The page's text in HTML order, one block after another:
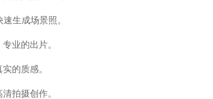
生成场景照。
业的出片。
的质感。
拍摄创作。